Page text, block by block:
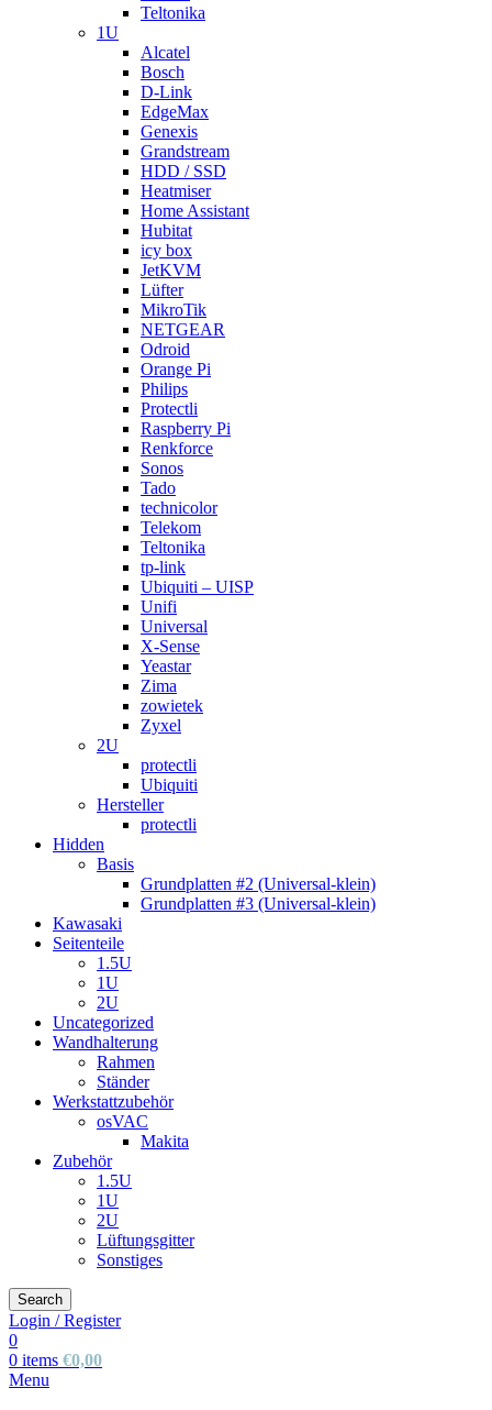
Teltonika
1U
Alcatel
Bosch
D-Link
EdgeMax
Genexis
Grandstream
HDD / SSD
Heatmiser
Home Assistant
Hubitat
icy box
JetKVM
Lüfter
MikroTik
NETGEAR
Odroid
Orange Pi
Philips
Protectli
Raspberry Pi
Renkforce
Sonos
Tado
technicolor
Telekom
Teltonika
tp-link
Ubiquiti – UISP
Unifi
Universal
X-Sense
Yeastar
Zima
zowietek
Zyxel
2U
protectli
Ubiquiti
Hersteller
protectli
Hidden
Basis
Grundplatten #2 (Universal-klein)
Grundplatten #3 (Universal-klein)
Kawasaki
Seitenteile
1.5U
1U
2U
Uncategorized
Wandhalterung
Rahmen
Ständer
Werkstattzubehör
osVAC
Makita
Zubehör
1.5U
1U
2U
Lüftungsgitter
Sonstiges
Search
Login / Register
0
0 items €0,00
Menu